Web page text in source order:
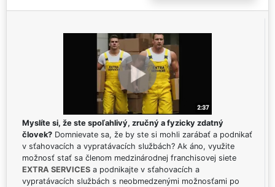
Myslíte si, že ste spoľahlivý, zručný a fyzicky zdatný
človek? Domnievate sa, že by ste si mohli zarábať a podnikať
v sťahovacích a vypratávacích službách? Ak áno, využite
možnosť stať sa členom medzinárodnej franchisovej siete
EXTRA SERVICES a podnikajte v sťahovacích a
vypratávacích službách s neobmedzenými možnosťami po